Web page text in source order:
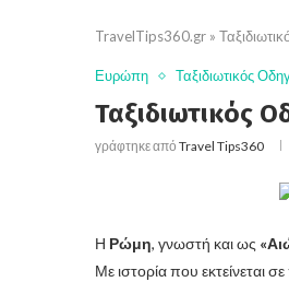
TravelTips360.gr »
Ευρώπη Ταξιδιωτικός
Ταξιδιωτικός
γράφτηκε από Travel Tips360
Η Ρώμη, γνωστή και ως
Με ιστορία που εκτείνεται